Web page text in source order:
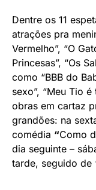
Dentre os 11
atrações pra
Vermelho”, “O
Princesas”, “Os
como “BBB do
sexo”, “Meu Tio
obras em cartaz
grandões: na
comédia “Como
dia seguinte –
tarde, seguido de